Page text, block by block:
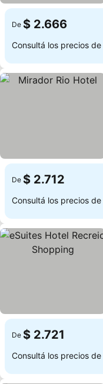
De $ 2.666
Consultá los precios de
De $ 2.712
Consultá los precios de
De $ 2.721
Consultá los precios de